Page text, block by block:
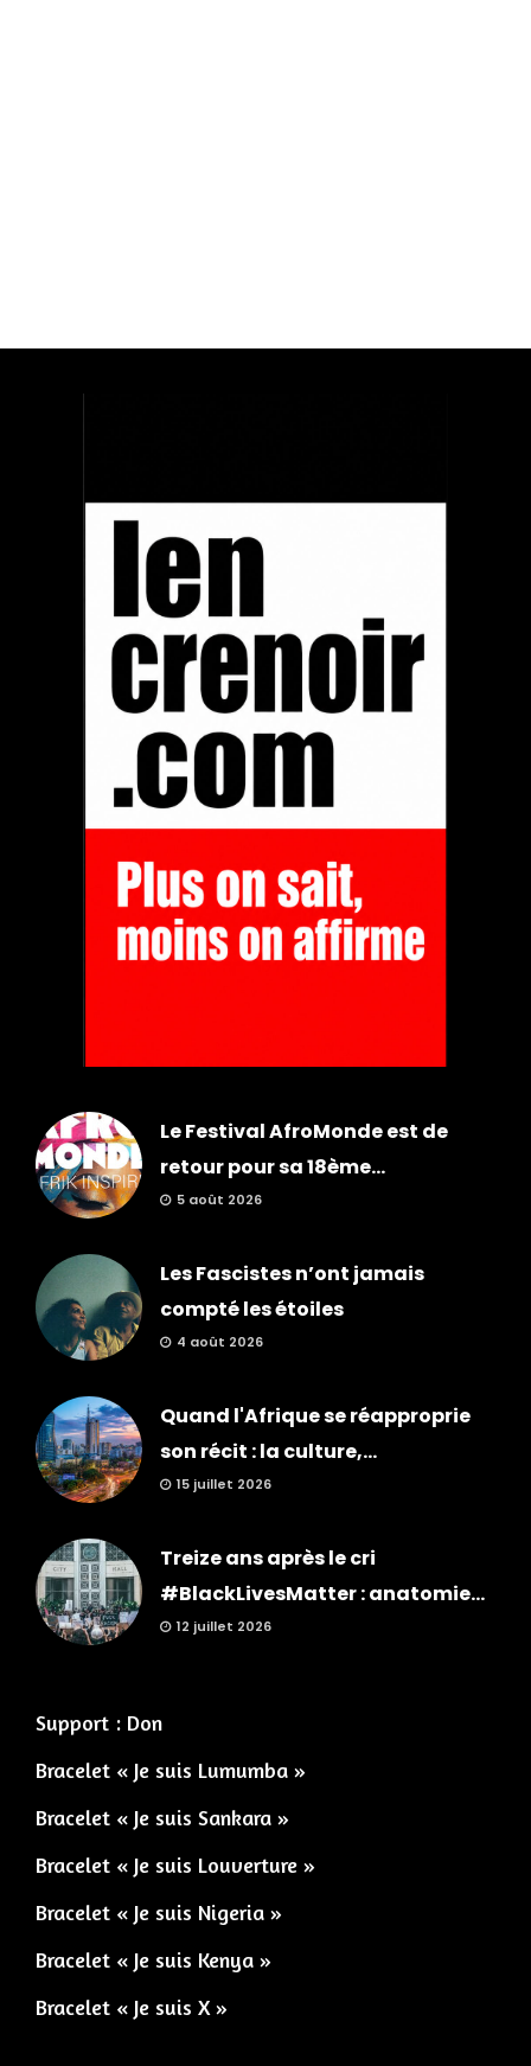
Le Festival AfroMonde est de
retour pour sa 18ème...
5 août 2026
Les Fascistes n’ont jamais
compté les étoiles
4 août 2026
Quand l'Afrique se réapproprie
son récit : la culture,...
15 juillet 2026
Treize ans après le cri
#BlackLivesMatter : anatomie...
12 juillet 2026
Support : Don
Bracelet « Je suis Lumumba »
Bracelet « Je suis Sankara »
Bracelet « Je suis Louverture »
Bracelet « Je suis Nigeria »
Bracelet « Je suis Kenya »
Bracelet « Je suis X »